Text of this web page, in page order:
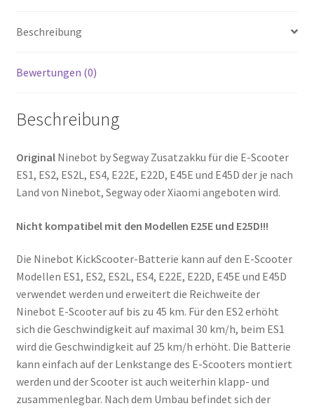
Beschreibung
Bewertungen (0)
Beschreibung
OriginalNinebot by Segway Zusatzakku für die E-Scooter
ES1, ES2, ES2L, ES4, E22E, E22D, E45E und E45D der je nach
Land von Ninebot, Segway oder Xiaomi angeboten wird.
Nicht kompatibel mit den Modellen E25E und E25D!!!
Die Ninebot KickScooter-Batterie kann auf den E-Scooter
Modellen ES1, ES2, ES2L, ES4, E22E, E22D, E45E und E45D
verwendet werden und erweitert die Reichweite der
Ninebot E-Scooter auf bis zu 45 km. Für den ES2 erhöht
sich die Geschwindigkeit auf maximal 30 km/h, beim ES1
wird die Geschwindigkeit auf 25 km/h erhöht. Die Batterie
kann einfach auf der Lenkstange des E-Scooters montiert
werden und der Scooter ist auch weiterhin klapp- und
zusammenlegbar. Nach dem Umbau befindet sich der